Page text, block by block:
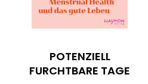
POTENZIELL
FURCHTBARE TAGE